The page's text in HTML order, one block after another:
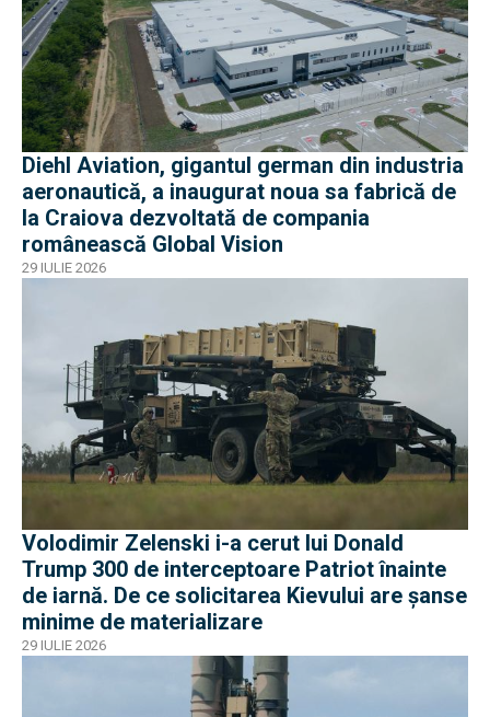
Diehl Aviation, gigantul german din industria
aeronautică, a inaugurat noua sa fabrică de
la Craiova dezvoltată de compania
românească Global Vision
29 IULIE 2026
Volodimir Zelenski i-a cerut lui Donald
Trump 300 de interceptoare Patriot înainte
de iarnă. De ce solicitarea Kievului are șanse
minime de materializare
29 IULIE 2026